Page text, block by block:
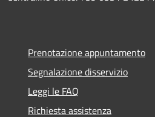
Prenotazione appuntamento
Segnalazione disservizio
Leggi le FAQ
Richiesta assistenza